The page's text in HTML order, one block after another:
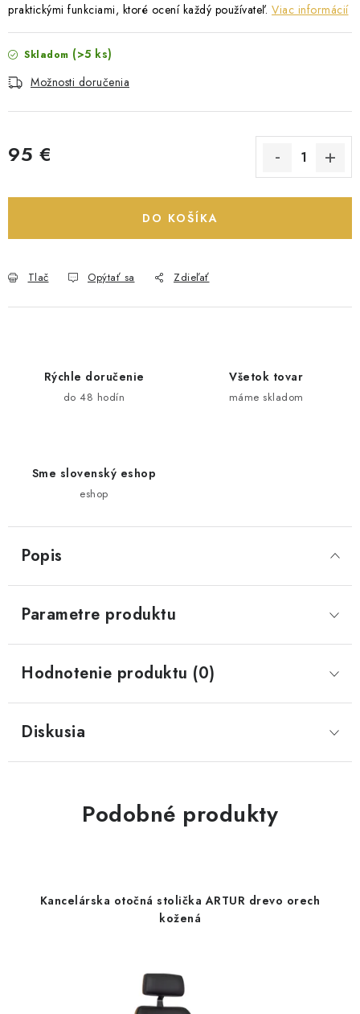
praktickými funkciami, ktoré ocení každý používateľ. Viac informácií
Skladom (>5 ks)
Možnosti doručenia
95 €
DO KOŠÍKA
Tlač Opýtať sa Zdieľať
Rýchle doručenie
do 48 hodín
Všetok tovar
máme skladom
Sme slovenský eshop
eshop
Popis
Parametre produktu
Hodnotenie produktu (0)
Diskusia
Podobné produkty
Kancelárska otočná stolička ARTUR drevo orech
kožená